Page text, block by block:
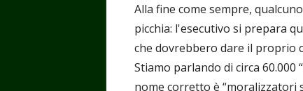
Alla fine come sempre,
picchia: l'esecutivo si prepara
che dovrebbero dare il proprio
Stiamo parlando di circa 60.000
nome corretto è “moralizzatori